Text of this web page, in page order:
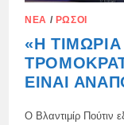
ΝΈΑ / ΡΏΣΟΙ
«Η
ΕΊΝΑΙ
Ο Βλαντιμίρ Πούτιν